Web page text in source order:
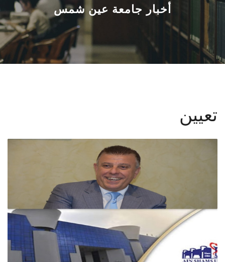
القطاعـات
الشئون الأكاديمية
البحث العلمي
الطلاب
هيئة التدريس
أخبار جامعة عين شمس
تعيين